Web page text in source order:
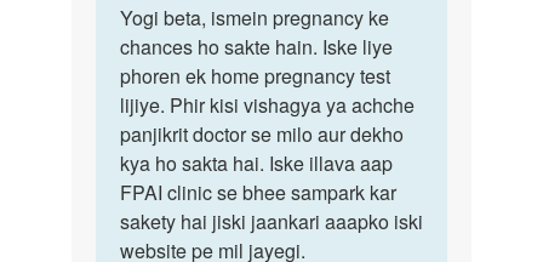
to
Mem
mene
meri
patnr
se
sex
by
Yogi
Yogi
beta,
ismein
pregnancy
Yogi beta, ismein pregnancy ke
chances ho sakte hain. Iske liye
phoren ek home pregnancy test
lijiye. Phir kisi vishagya ya achche
panjikrit doctor se milo aur dekho
kya ho sakta hai. Iske illava aap
FPAI clinic se bhee sampark kar
sakety hai jiski jaankari aaapko iski
website pe mil jayegi.